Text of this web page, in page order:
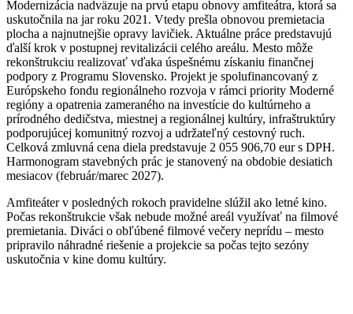
Modernizácia nadväzuje na prvú etapu obnovy amfiteátra, ktorá sa
uskutočnila na jar roku 2021. Vtedy prešla obnovou premietacia
plocha a najnutnejšie opravy lavičiek. Aktuálne práce predstavujú
ďalší krok v postupnej revitalizácii celého areálu. Mesto môže
rekonštrukciu realizovať vďaka úspešnému získaniu finančnej
podpory z Programu Slovensko. Projekt je spolufinancovaný z
Európskeho fondu regionálneho rozvoja v rámci priority Moderné
regióny a opatrenia zameraného na investície do kultúrneho a
prírodného dedičstva, miestnej a regionálnej kultúry, infraštruktúry
podporujúcej komunitný rozvoj a udržateľný cestovný ruch.
Celková zmluvná cena diela predstavuje 2 055 906,70 eur s DPH.
Harmonogram stavebných prác je stanovený na obdobie desiatich
mesiacov (február/marec 2027).
Amfiteáter v posledných rokoch pravidelne slúžil ako letné kino.
Počas rekonštrukcie však nebude možné areál využívať na filmové
premietania. Diváci o obľúbené filmové večery neprídu – mesto
pripravilo náhradné riešenie a projekcie sa počas tejto sezóny
uskutočnia v kine domu kultúry.